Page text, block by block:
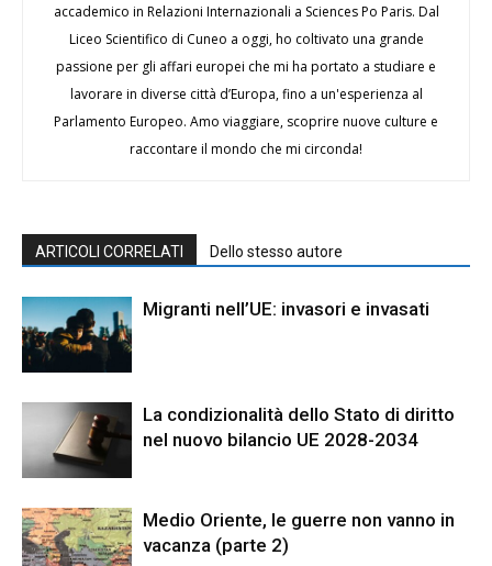
accademico in Relazioni Internazionali a Sciences Po Paris. Dal
Liceo Scientifico di Cuneo a oggi, ho coltivato una grande
passione per gli affari europei che mi ha portato a studiare e
lavorare in diverse città d’Europa, fino a un'esperienza al
Parlamento Europeo. Amo viaggiare, scoprire nuove culture e
raccontare il mondo che mi circonda!
ARTICOLI CORRELATI Dello stesso autore
Migranti nell’UE: invasori e invasati
La condizionalità dello Stato di diritto
nel nuovo bilancio UE 2028-2034
Medio Oriente, le guerre non vanno in
vacanza (parte 2)